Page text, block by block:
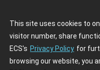
This site uses cookies to
visitor number, share
ECS's Privacy Policy for
browsing our website, you